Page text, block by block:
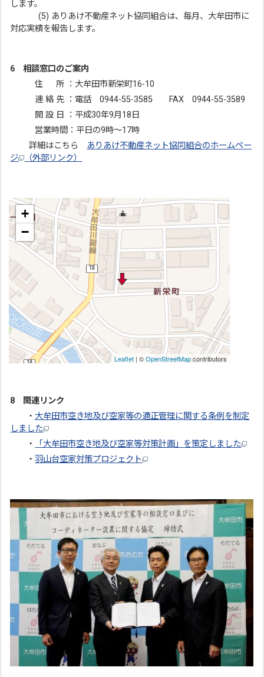
します。
(5) ありあけ不動産ネット協同組合は、毎月、大牟田市に
対応実績を報告します。
6 相談窓口のご案内
住 所 ：大牟田市新栄町16-10
連 絡 先 ：電話 0944-55-3585 FAX 0944-55-3589
開 設 日 ：平成30年9月18日
営業時間：平日の9時～17時
詳細はこちら ありあけ不動産ネット協同組合のホームペー
ジ
（外部リンク）
8 関連リンク
・ 大牟田市空き地及び空家等の適正管理に関する条例を制定
しました
・
「大牟田市空き地及び空家等対策計画」を策定しました
・羽山台空家対策プロジェクト